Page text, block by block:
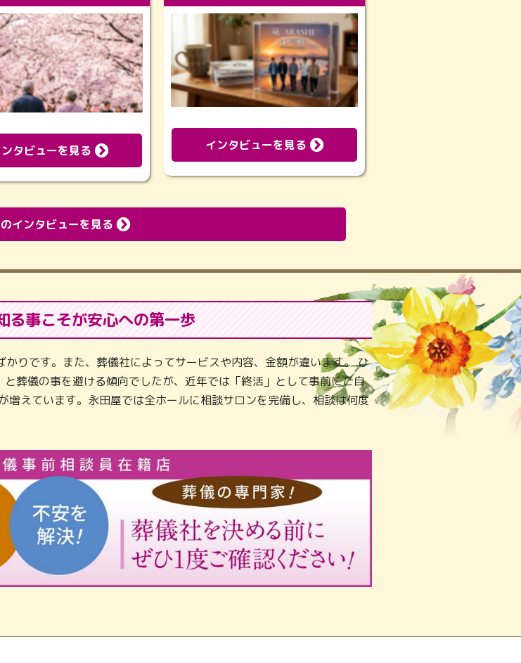
タビューを見る インタビューを見る
インタビューを見る
る事こそが安心への第一歩
りです。また、葬儀社によってサービスや内容、金額が違います。 ひ
葬儀の事を避ける傾向でしたが、近年では「終活」として事前にご自
えています。永田屋では全ホールに相談サロンを完備し、相談は何度